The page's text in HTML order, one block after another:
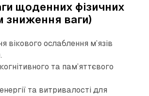
щоденних фізичних
зниження ваги)
вікового ослаблення м’язів
та пам’яттєвогo
та витривалості для